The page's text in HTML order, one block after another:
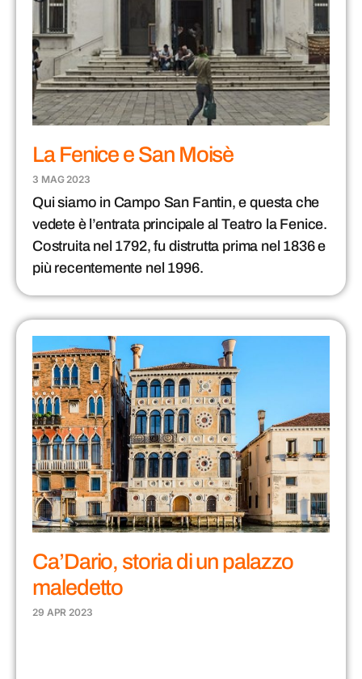
La Fenice e San Moisè
3 MAG 2023
Qui siamo in Campo San Fantin, e questa che
vedete è l’entrata principale al Teatro la Fenice.
Costruita nel 1792, fu distrutta prima nel 1836 e
più recentemente nel 1996.
Ca’Dario, storia di un palazzo
maledetto
29 APR 2023